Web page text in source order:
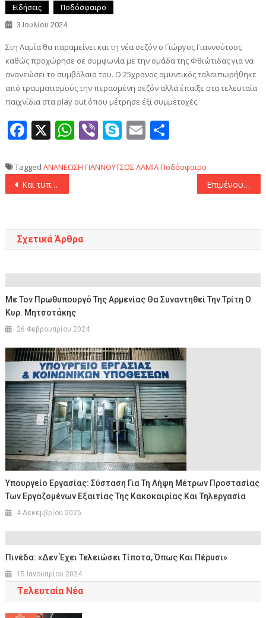
Ειδήσεις Ποδόσφαιρο
3 Ιουλίου 2024
Στη Λαμία θα παραμείνει και τη νέα σεζόν ο Γιώργος Γιαννούτσος
καθώς προχώρησε σε συμφωνία με την ομάδα της Φθιώτιδας για να
ανανεώσει το συμβόλαιο του. Ο 25χρονος αμυντικός ταλαιπωρήθηκε
από τραυματισμούς την περασμένη σεζόν αλλά έπαιξε στα τελευταία
παιχνίδια στα play out όπου μέτρησε έξι συμμετοχές.
Facebook
X WhatsApp
ViberSkype
Email
Tagged ΑΝΑΝΕΩΣΗ ΓΙΑΝΝΟΥΤΣΟΣΛΑΜΙΑΠοδόσφαιρο
Πλοήγηση
Και τυπικά παρελθόν από τον Ολυμπιακό ο Σίκμα Επιμένουν στο Βέλγιο: «Θα καταθέσει νέα πρόταση η ΑΕΚ για Κοϊτά!»
Σχετικά Άρθρα
Με Τον Πρωθυπουργό Της Αρμενίας Θα Συναντηθεί Την Τρίτη Ο
Κυρ. Μητσοτάκης
26 Φεβρουαρίου 2024
Υπουργείο Εργασίας: Σύσταση Για Τη Λήψη Μέτρων Προστασίας
Των Εργαζομένων Εξαιτίας Της Κακοκαιρίας Και Τηλεργασία
4 Δεκεμβρίου 2025
Πινέδα: «Δεν Έχει Τελειώσει Τίποτα, Όπως Και Πέρυσι»
15 Ιανουαρίου 2024
Τελευταία Νέα